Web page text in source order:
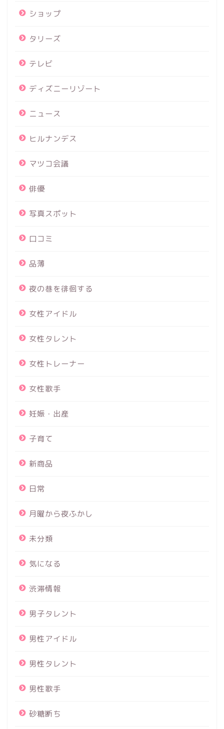
ショップ
タリーズ
テレビ
ディズニーリゾート
ニュース
ヒルナンデス
マツコ会議
俳優
写真スポット
口コミ
品薄
夜の巷を徘徊する
女性アイドル
女性タレント
女性トレーナー
女性歌手
妊娠・出産
子育て
新商品
日常
月曜から夜ふかし
未分類
気になる
渋滞情報
男子タレント
男性アイドル
男性タレント
男性歌手
砂糖断ち